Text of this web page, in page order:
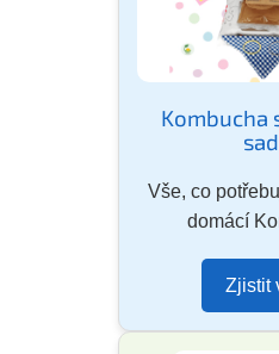
Kombucha
Vše, co
domácí
Zjistit